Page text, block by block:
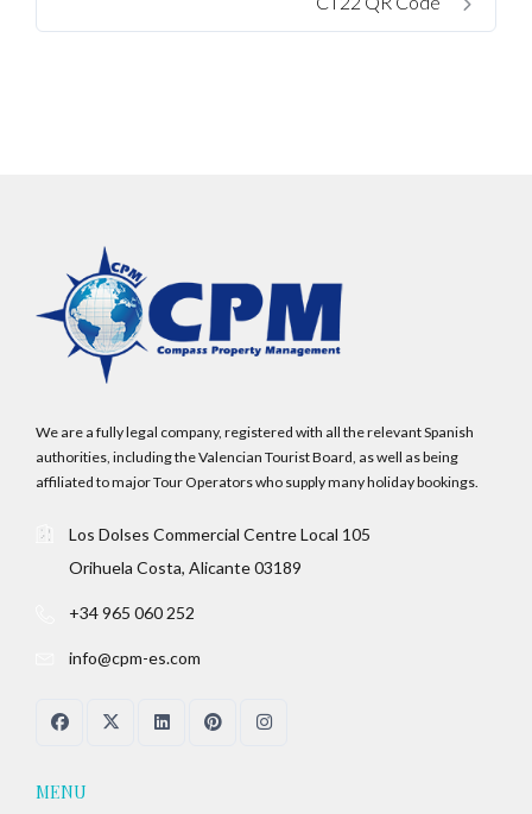
We are a fully legal company, registered with all the relevant Spanish
authorities, including the Valencian Tourist Board, as well as being
affiliated to major Tour Operators who supply many holiday bookings.
Los Dolses Commercial Centre Local 105
Orihuela Costa, Alicante 03189
+34 965 060 252
info@cpm-es.com
MENU